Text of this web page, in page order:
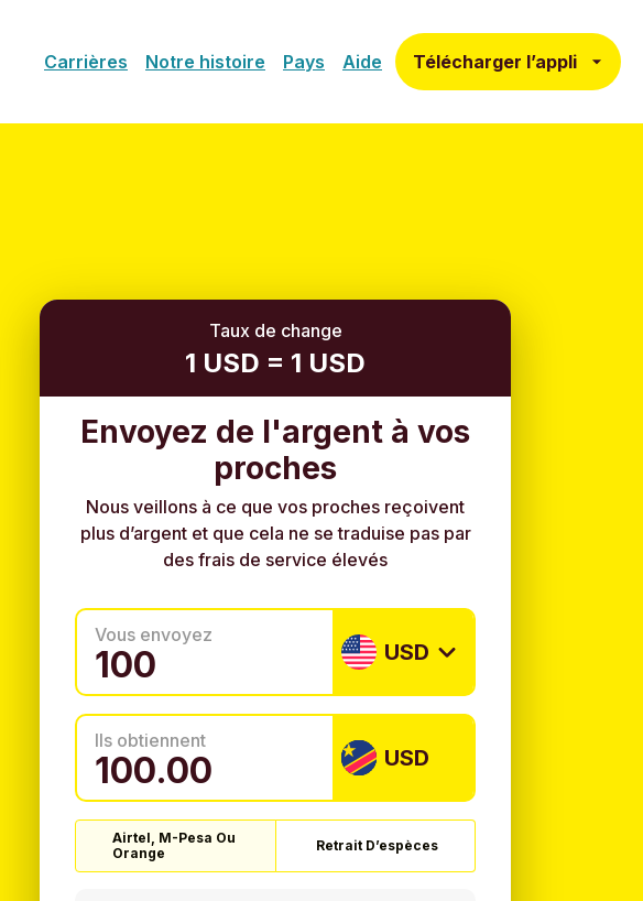
Carrières Notre histoire Pays Aide Télécharger l’appli
Taux de change
1 USD = 1 USD
Envoyez de l'argent à vos
proches
Nous veillons à ce que vos proches reçoivent
plus d’argent et que cela ne se traduise pas par
des frais de service élevés
Vous envoyez
USD
Ils obtiennent
USD
Airtel, M-Pesa Ou
Orange
Retrait D’espèces